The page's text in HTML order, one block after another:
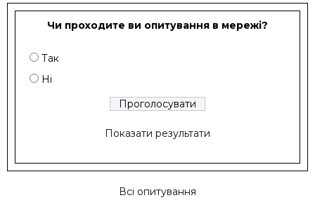
Чи проходите ви опитування в мережі?
Так
Ні
Показати результати
Всі опитування